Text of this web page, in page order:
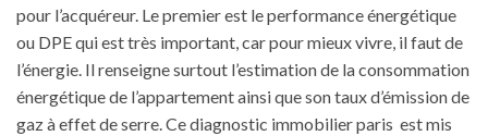
pour l’acquéreur. Le premier est le performance énergétique
ou DPE qui est très important, car pour mieux vivre, il faut de
l’énergie. Il renseigne surtout l’estimation de la consommation
énergétique de l’appartement ainsi que son taux d’émission de
gaz à effet de serre. Cediagnostic immobilier paris est mis